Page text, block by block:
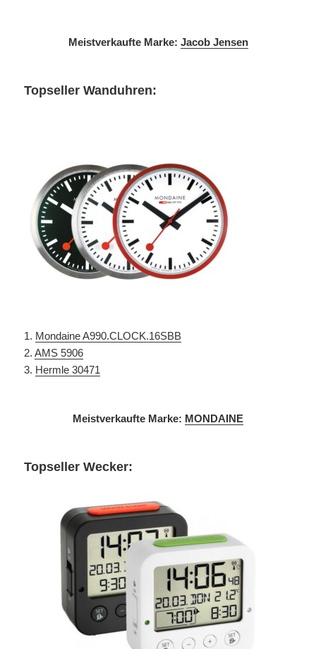
Meistverkaufte Marke: Jacob Jensen
Topseller Wanduhren:
1. Mondaine A990.CLOCK.16SBB
2.AMS 5906
3. Hermle 30471
Meistverkaufte Marke: MONDAINE
Topseller Wecker: